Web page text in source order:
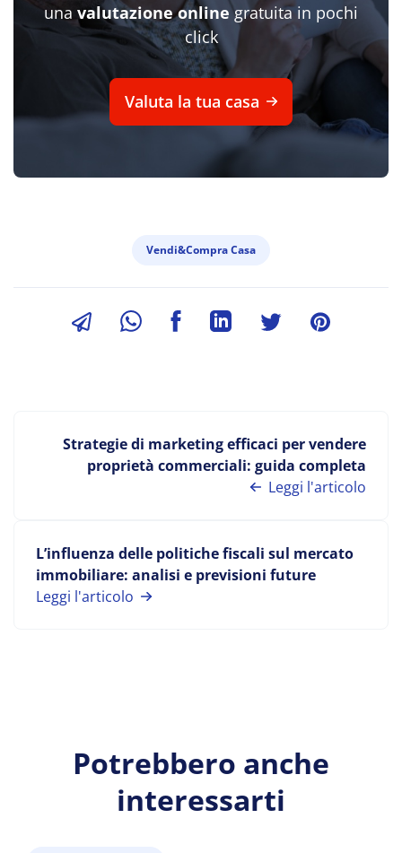
una valutazione onlinegratuita in pochi
click
Valuta la tua casa
Vendi&Compra Casa
Strategie di marketing efficaci per vendere
proprietà commerciali: guida completa
Leggi l'articolo
L’influenza delle politiche fiscali sul mercato
immobiliare: analisi e previsioni future
Leggi l'articolo
Potrebbero anche
interessarti